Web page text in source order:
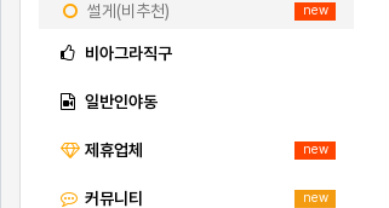
new
썰게(비추천)
비아그라직구
일반인야동
제휴업체 new
커뮤니티 new